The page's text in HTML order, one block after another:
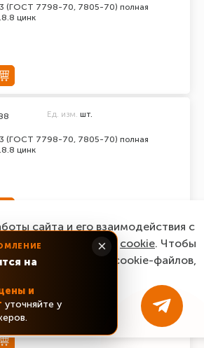
(ГОСТ 7798-70, 7805-70) полная
цинк
(ГОСТ 7798-70, 7805-70) полная
цинк
Ед. изм. шт.
(ГОСТ 7798-70, 7805-70) полная
цинк
на
и
уточняйте у
×
сайта и его взаимодействия с
используем файлы cookie. Чтобы
использованием cookie-файлов,